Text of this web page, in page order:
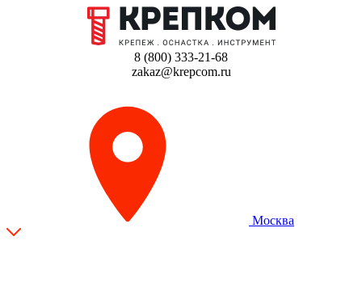
8 (800) 333-21-68
zakaz@krepcom.ru
Москва